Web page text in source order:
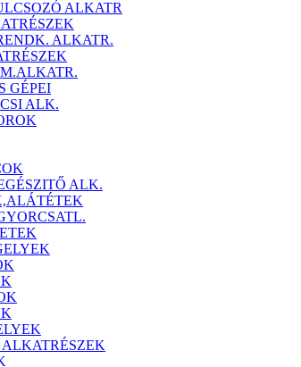
ALKATR
ALKATR.
GÉPEI
ALK.
ALK.